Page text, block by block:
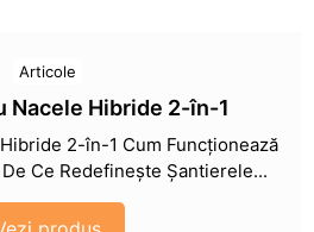
Articole
Nacele Hibride 2-în-1
2-în-1 Cum Funcționează
Ce Redefinește Șantierele...